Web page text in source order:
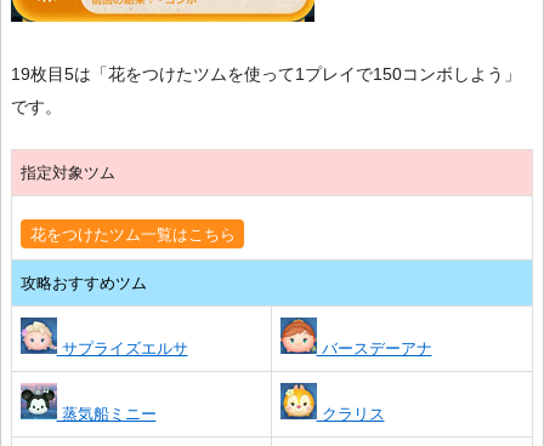
19枚目5は「花をつけたツムを使って1プレイで150コンボしよう」
です。
指定対象ツム
花をつけたツム一覧はこちら
攻略おすすめツム
サプライズエルサ バースデーアナ
蒸気船ミニー クラリス